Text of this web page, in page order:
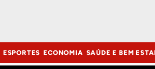
ESPORTES ECONOMIA SAÚDE E BEM